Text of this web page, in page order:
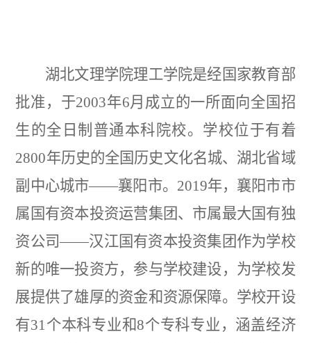
湖北文理学院理工学院是经国家教育部
批准，于2003年6月成立的一所面向全国招
生的全日制普通本科院校。学校位于有着
2800年历史的全国历史文化名城、湖北省域
副中心城市——襄阳市。2019年，襄阳市市
属国有资本投资运营集团、市属最大国有独
资公司——汉江国有资本投资集团作为学校
新的唯一投资方，参与学校建设，为学校发
展提供了雄厚的资金和资源保障。学校开设
有31个本科专业和8个专科专业，涵盖经济